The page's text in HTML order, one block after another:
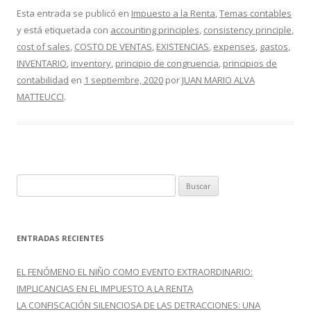
e
b
o
o
k
itt
er
m
p
ar
ti
Esta entrada se publicó en Impuesto a la Renta,Temas contables
y está etiquetada con accounting principles, consistency principle,
cost of sales, COSTO DE VENTAS, EXISTENCIAS, expenses, gastos,
INVENTARIO, inventory, principio de congruencia, principios de
contabilidad en 1 septiembre, 2020 por JUAN MARIO ALVA
MATTEUCCI.
u
c
r
:
ENTRADAS RECIENTES
EL FENÓMENO EL NIÑO COMO EVENTO EXTRAORDINARIO:
IMPLICANCIAS EN EL IMPUESTO A LA RENTA
LA CONFISCACIÓN SILENCIOSA DE LAS DETRACCIONES: UNA